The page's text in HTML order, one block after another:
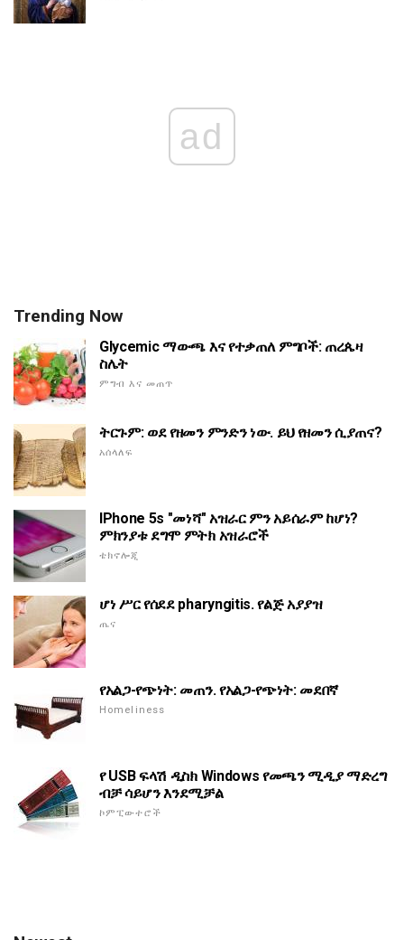
ad
Trending Now
Glycemic ማውጫ እና የተቃጠለ ምግቦች: ጠረጴዛ
ስሌት
ምግብ እና መጠጥ
ትርጉም: ወደ የዘመን ምንድን ነው. ይህ የዘመን ሲያጠና?
አሰላለፍ
IPhone 5s "መነሻ" አዝራር ምን አይሰራም ከሆነ?
ምክንያቱ ደግሞ ምትክ አዝራሮች
ቴክኖሎጂ
ሆነ ሥር የሰደደ pharyngitis. የልጅ አያያዝ
ጤና
የአልጋ-የጭነት: መጠን. የአልጋ-የጭነት: መደበኛ
Homeliness
የ USB ፍላሽ ዲስክ Windows የመጫን ሚዲያ ማድረግ
ብቻ ሳይሆን እንደሚቻል
ኮምፒውተሮች